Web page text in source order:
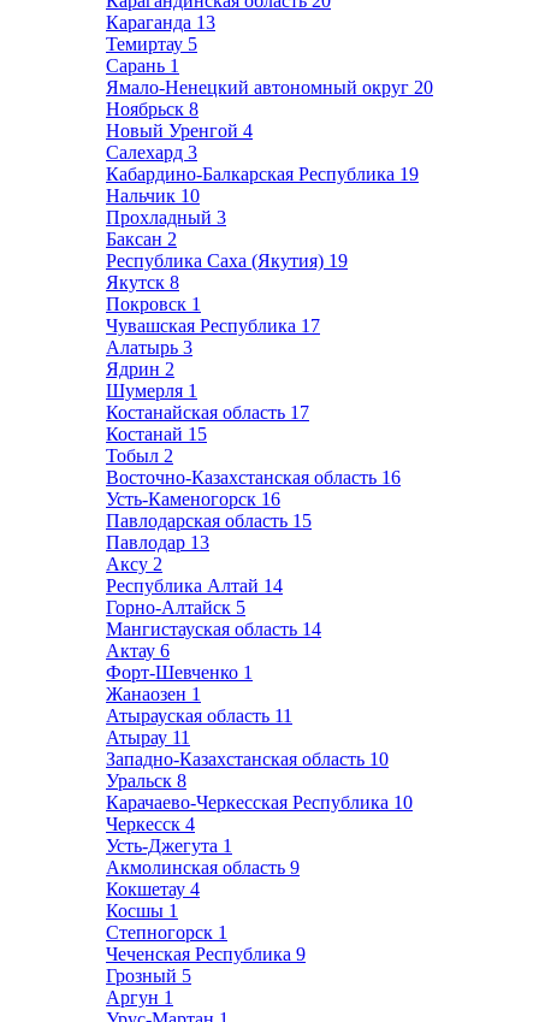
Караганда 13
Темиртау 5
Сарань 1
Ямало-Ненецкий автономный округ 20
Ноябрьск 8
Новый Уренгой 4
Салехард 3
Кабардино-Балкарская Республика 19
Нальчик 10
Прохладный 3
Баксан 2
Республика Саха (Якутия) 19
Якутск 8
Покровск 1
Чувашская Республика 17
Алатырь 3
Ядрин 2
Шумерля 1
Костанайская область 17
Костанай 15
Тобыл 2
Восточно-Казахстанская область 16
Усть-Каменогорск 16
Павлодарская область 15
Павлодар 13
Аксу 2
Республика Алтай 14
Горно-Алтайск 5
Мангистауская область 14
Актау 6
Форт-Шевченко 1
Жанаозен 1
Атырауская область 11
Атырау 11
Западно-Казахстанская область 10
Уральск 8
Карачаево-Черкесская Республика 10
Черкесск 4
Усть-Джегута 1
Акмолинская область 9
Кокшетау 4
Косшы 1
Степногорск 1
Чеченская Республика 9
Грозный 5
Аргун 1